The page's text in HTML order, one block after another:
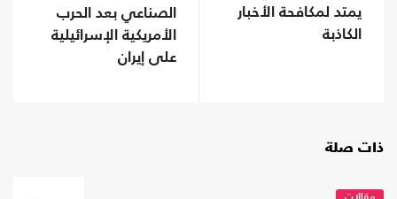
يمتد لمكافحة الأخبار
الكاذبة
الصناعي بعد الحرب
الأمريكية الإسرائيلية
على إيران
ذات صلة